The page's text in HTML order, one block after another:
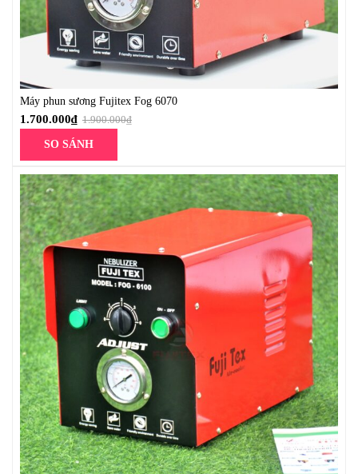
Máy phun sương Fujitex Fog 6070
1.900.000₫
1.700.000₫
SO SÁNH